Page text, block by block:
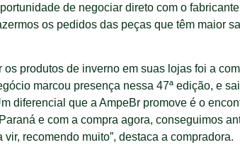
de negociar direto com o
os pedidos das peças que têm maior
produtos de inverno em suas lojas foi a
marcou presença nessa 47ª edição, e
diferencial que a AmpeBr promove é o
e com a compra agora, conseguimos
recomendo muito”, destaca a compradora.